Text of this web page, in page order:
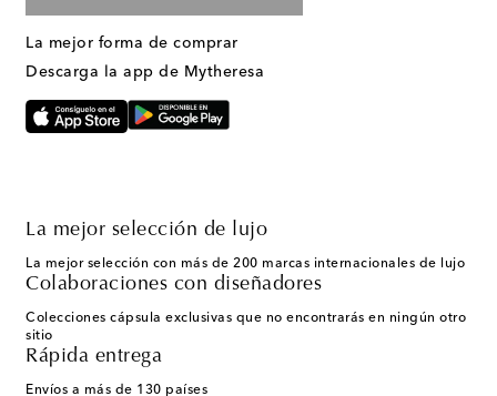
La mejor forma de comprar
Descarga la app de Mytheresa
La mejor selección de lujo
La mejor selección con más de 200 marcas internacionales de lujo
Colaboraciones con diseñadores
Colecciones cápsula exclusivas que no encontrarás en ningún otro
sitio
Rápida entrega
Envíos a más de 130 países